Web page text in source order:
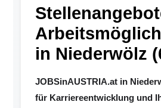
in Niederwölz
JOBSinAUSTRIA.at in
für Karriereentwicklung und